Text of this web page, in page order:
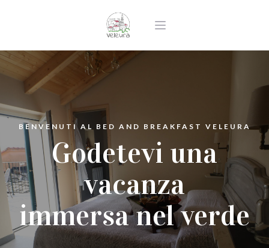
BENVENUTI AL BED AND BREAKFAST VELEURA
Godetevi una
vacanza
immersa nel verde